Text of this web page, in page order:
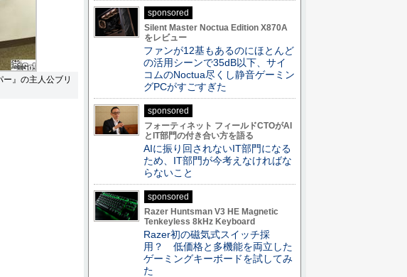
ー』の主人公ブリ
sponsored
Silent Master Noctua Edition X870A
をレビュー
ファンが12基もあるのにほとんど
の活用シーンで35dB以下、サイ
コムのNoctua尽くし静音ゲーミン
グPCがすごすぎた
sponsored
フォーティネット フィールドCTOがAI
とIT部門の付き合い方を語る
AIに振り回されないIT部門になる
ため、IT部門が今考えなければな
らないこと
sponsored
Razer Huntsman V3 HE Magnetic
Tenkeyless 8kHz Keyboard
Razer初の磁気式スイッチ採
用？ 低価格と多機能を両立した
ゲーミングキーボードを試してみ
た